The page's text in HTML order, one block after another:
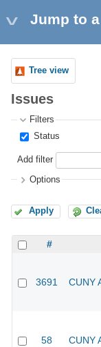
Jump to
Tree view
Issues
Filters
Status
Add filter
Options
Apply
#
3691 CUNY
58 CUNY